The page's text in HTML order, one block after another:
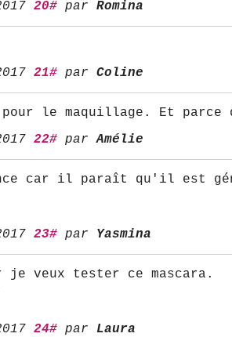
20# par Romina
21# par Coline
le maquillage. Et parce
22# parAmélie
car il paraît qu'il est
23# par Yasmina
veux tester ce mascara.
24# par Laura